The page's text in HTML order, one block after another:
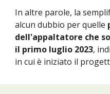
In altre parole, la
alcun dubbio per quelle
dell'appaltatore che
il primo luglio 2023,
in cui è iniziato il